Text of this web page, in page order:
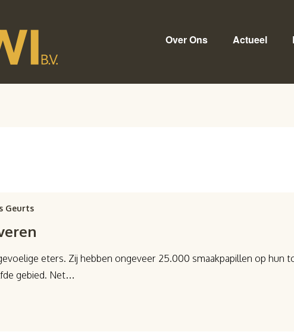
Over Ons Actueel
Geurts
eters. Zij hebben ongeveer 25.000 smaakpapillen op hun
gebied. Net…